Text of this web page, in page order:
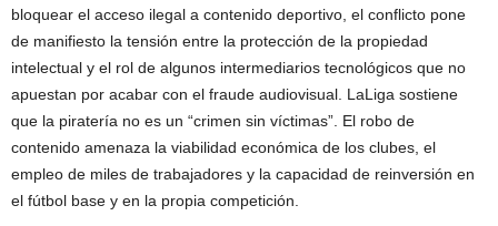
bloquear el acceso ilegal a contenido deportivo, el conflicto pone
de manifiesto la tensión entre la protección de la propiedad
intelectual y el rol de algunos intermediarios tecnológicos que no
apuestan por acabar con el fraude audiovisual. LaLiga sostiene
que la piratería no es un “crimen sin víctimas”. El robo de
contenido amenaza la viabilidad económica de los clubes, el
empleo de miles de trabajadores y la capacidad de reinversión en
el fútbol base y en la propia competición.